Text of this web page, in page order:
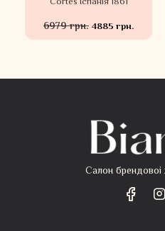
6979 грн. 4885 грн.
Салон брендовоі